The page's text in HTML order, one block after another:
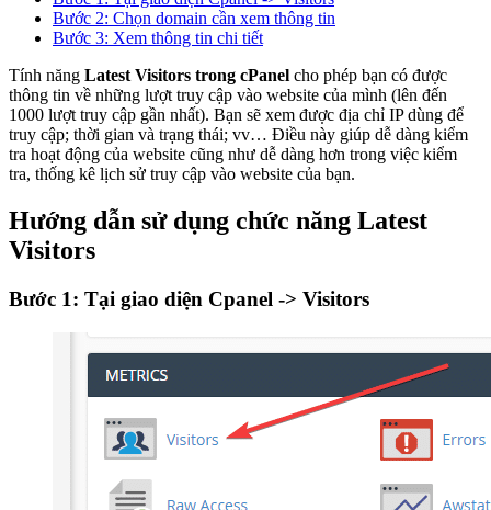
Bước 2: Chọn domain cần xem thông tin
Bước 3: Xem thông tin chi tiết
Tính năng Latest Visitors trong cPanel cho phép bạn có được
thông tin về những lượt truy cập vào website của mình (lên đến
1000 lượt truy cập gần nhất). Bạn sẽ xem được địa chỉ IP dùng để
truy cập; thời gian và trạng thái; vv… Điều này giúp dễ dàng kiểm
tra hoạt động của website cũng như dễ dàng hơn trong việc kiểm
tra, thống kê lịch sử truy cập vào website của bạn.
Hướng dẫn sử dụng chức năng Latest
Visitors
Bước 1: Tại giao diện Cpanel -> Visitors